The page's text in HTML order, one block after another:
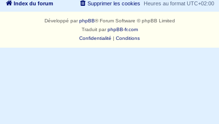
Index du forum Heures au format UTC+02:00
Supprimer les cookies
Développé parphpBB® Forum Software © phpBB Limited
Traduit parphpBB-fr.com
Confidentialité | Conditions